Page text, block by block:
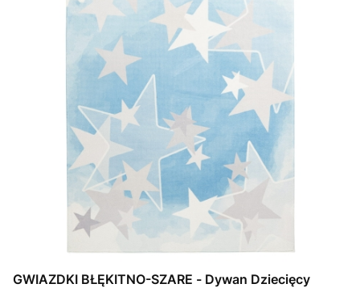
GWIAZDKI BŁĘKITNO-SZARE - Dywan Dziecięcy